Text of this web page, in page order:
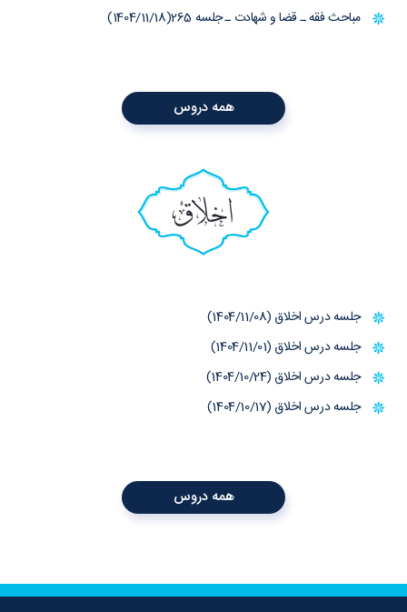
مباحث فقه ـ قضا و شهادت ـ جلسه 265(1404/11/18)
همه دروس
اخلاق
جلسه درس اخلاق (1404/11/08)
جلسه درس اخلاق (1404/11/01)
جلسه درس اخلاق (1404/10/24)
جلسه درس اخلاق (1404/10/17)
همه دروس